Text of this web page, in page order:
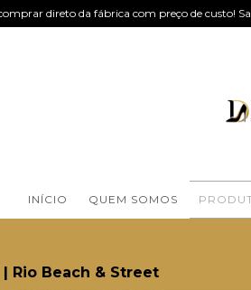
direto da fábrica com preço de custo!
INÍCIO QUEM SOMOS
| Rio Beach & Street